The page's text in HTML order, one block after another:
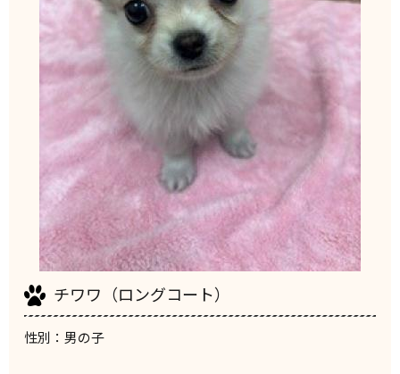
チワワ（ロングコート）
性別：男の子